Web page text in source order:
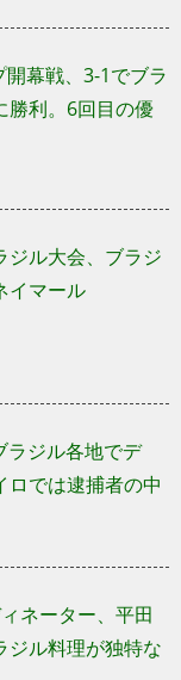
開幕戦、3-1でブラ
勝利。6回目の優
ジル大会、ブラジ
イマール
ラジル各地でデ
ロでは逮捕者の中
ネーター、平田
ジル料理が独特な